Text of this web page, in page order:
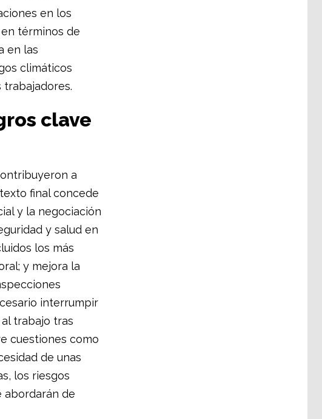
en los
términos de
en las
climáticos
trabajadores.
clave
a
final concede
y la negociación
y salud en
los más
y mejora la
interrumpir
trabajo tras
cuestiones como
de unas
los riesgos
abordarán de